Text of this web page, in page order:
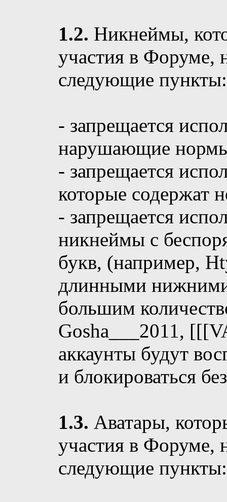
1.2. Никнеймы,
участия в Форуме,
следующие пункты:
- запрещается
нарушающие
- запрещается
которые содержат
- запрещается
никнеймы с
букв, (например,
длинными
большим
Gosha___2011,
аккаунты будут
и блокироваться
1.3. Аватары,
участия в Форуме,
следующие пункты: